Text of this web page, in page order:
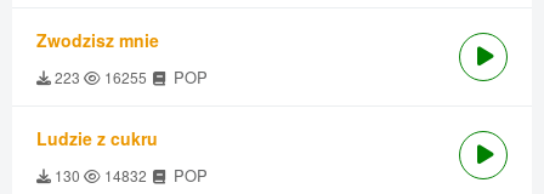
Zwodzisz mnie
223 16255 POP
Ludzie z cukru
130 14832 POP